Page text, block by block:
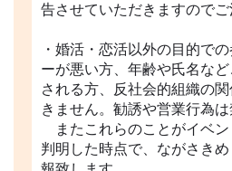
告させていただきますのでご
・婚活・恋活以外の目的で
ーが悪い方、年齢や氏名な
される方、反社会的組織の
きません。勧誘や営業行為は
またこれらのことがイベ
判明した時点で、ながさき